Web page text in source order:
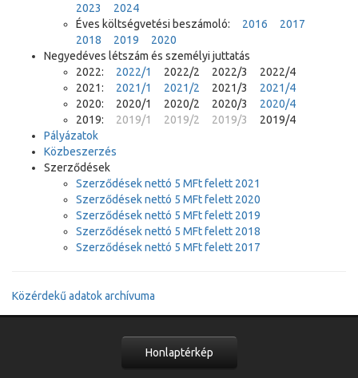
2023
2024
Éves költségvetési beszámoló: 2016
2017
2018
2019
2020
Negyedéves létszám és személyi juttatás
2022: 2022/1
2022/2 2022/3 2022/4
2021: 2021/1 2021/2 2021/3 2021/4
2020: 2020/1 2020/2 2020/3 2020/4
2019: 2019/1 2019/2 2019/3
2019/4
Pályázatok
Közbeszerzés
Szerződések
Szerződések nettó 5 MFt felett 2021
Szerződések nettó 5 MFt felett 2020
Szerződések nettó 5 MFt felett 2019
Szerződések nettó 5 MFt felett 2018
Szerződések nettó 5 MFt felett 2017
Közérdekű adatok archívuma
Honlaptérkép